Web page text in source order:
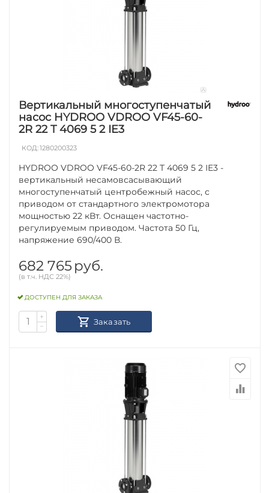
Вертикальный многоступенчатый
насос HYDROO VDROO VF45-60-
2R 22 T 4069 5 2 IE3
КОД:1280200323
HYDROO VDROO VF45-60-2R 22 T 4069 5 2 IE3 -
вертикальный несамовсасывающий
многоступенчатый центробежный насос, с
приводом от стандартного электромотора
мощностью 22 кВт. Оснащен частотно-
регулируемым приводом. Частота 50 Гц,
напряжение 690/400 В.
682 765 руб.
(в т.ч. НДС 22%)
ДОСТУПЕН ДЛЯ ЗАКАЗА
+
−
Заказать